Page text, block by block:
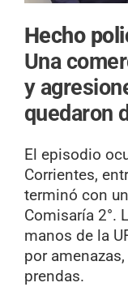
Hecho
Una
y
quedaron
El episodio
Corrientes,
terminó con
Comisaría 2°.
manos de la
por
prendas.